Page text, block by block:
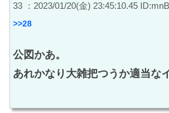
33 ：2023/01/20(金) 23:45:10.45
>>28
公図かあ。
あれかなり大雑把つうか適当な